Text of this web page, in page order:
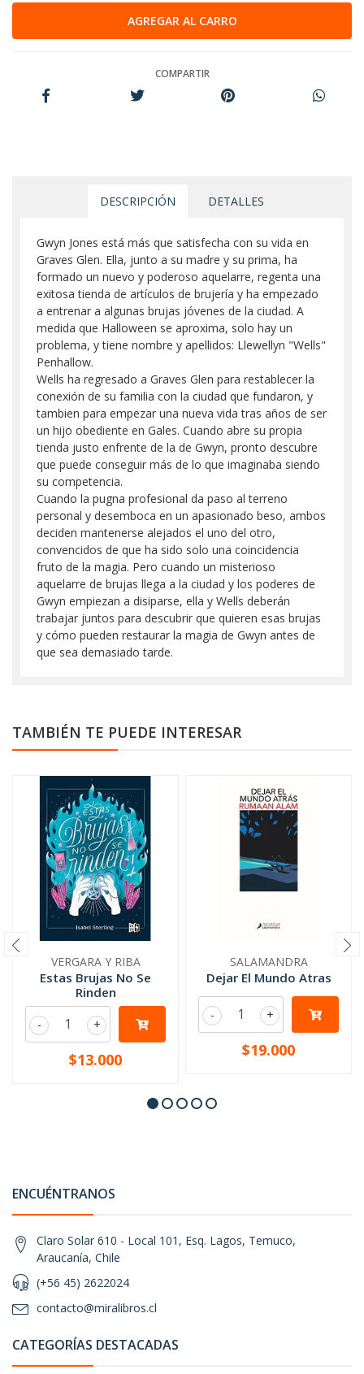
COMPARTIR
DESCRIPCIÓN DETALLES
Gwyn Jones está más que satisfecha con su vida en
Graves Glen. Ella, junto a su madre y su prima, ha
formado un nuevo y poderoso aquelarre, regenta una
exitosa tienda de artículos de brujería y ha empezado
a entrenar a algunas brujas jóvenes de la ciudad. A
medida que Halloween se aproxima, solo hay un
problema, y tiene nombre y apellidos: Llewellyn "Wells"
Penhallow.
Wells ha regresado a Graves Glen para restablecer la
conexión de su familia con la ciudad que fundaron, y
tambien para empezar una nueva vida tras años de ser
un hijo obediente en Gales. Cuando abre su propia
tienda justo enfrente de la de Gwyn, pronto descubre
que puede conseguir más de lo que imaginaba siendo
su competencia.
Cuando la pugna profesional da paso al terreno
personal y desemboca en un apasionado beso, ambos
deciden mantenerse alejados el uno del otro,
convencidos de que ha sido solo una coincidencia
fruto de la magia. Pero cuando un misterioso
aquelarre de brujas llega a la ciudad y los poderes de
Gwyn empiezan a disiparse, ella y Wells deberán
trabajar juntos para descubrir que quieren esas brujas
y cómo pueden restaurar la magia de Gwyn antes de
que sea demasiado tarde.
TAMBIÉN TE PUEDE INTERESAR
VERGARA Y RIBA
Estas Brujas No Se
Rinden
+
-
$13.000
SALAMANDRA
Dejar El Mundo Atras
+
-
$19.000
ENCUÉNTRANOS
Claro Solar 610 - Local 101, Esq. Lagos, Temuco,
Araucanía, Chile
(+56 45) 2622024
contacto@miralibros.cl
CATEGORÍAS DESTACADAS